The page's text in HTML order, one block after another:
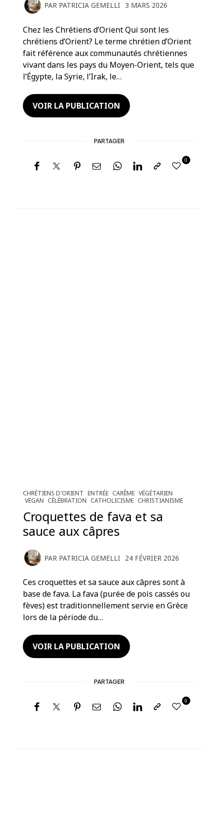
PAR PATRICIA GEMELLI 3 MARS 2026
Chez les Chrétiens d’Orient Qui sont les
chrétiens d’Orient? Le terme chrétien d’Orient
fait référence aux communautés chrétiennes
vivant dans les pays du Moyen-Orient, tels que
l’Égypte, la Syrie, l’Irak, le…
VOIR LA PUBLICATION
PARTAGER
0
CHRÉTIENS D'ORIENT ENTRÉE CARÊME VÉGÉTARIEN
VEGAN CÉLÉBRATION CATHOLICISME CHRISTIANISME
Croquettes de fava et sa
sauce aux câpres
PAR PATRICIA GEMELLI 24 FÉVRIER 2026
Ces croquettes et sa sauce aux câpres sont à
base de fava. La fava (purée de pois cassés ou
fèves) est traditionnellement servie en Grèce
lors de la période du…
VOIR LA PUBLICATION
PARTAGER
0